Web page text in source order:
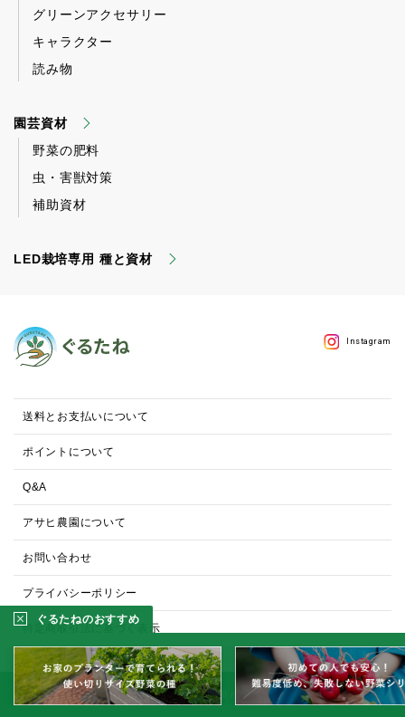
グリーンアクセサリー
キャラクター
読み物
園芸資材
野菜の肥料
虫・害獣対策
補助資材
LED栽培専用 種と資材
Instagram
送料とお支払いについて
ポイントについて
Q&A
アサヒ農園について
お問い合わせ
プライバシーポリシー
特定商取引法に基づく表示
Copyright © Asahi noen, All rights reserved.
ぐるたねのおすすめ